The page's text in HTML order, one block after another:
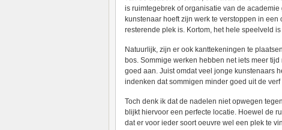
is ruimtegebrek of organisatie van de
kunstenaar hoeft zijn werk te verstoppen in
resterende plek is. Kortom, het hele speelveld
Natuurlijk, zijn er ook kanttekeningen te
bos. Sommige werken hebben net iets meer
goed aan. Juist omdat veel jonge kunstenaars
indenken dat sommigen minder goed uit de
Toch denk ik dat de nadelen niet opwegen
blijkt hiervoor een perfecte locatie. Hoewel de
dat er voor ieder soort oeuvre wel een plek te